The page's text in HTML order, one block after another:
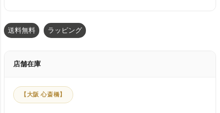
送料無料 ラッピング
店舗在庫
【大阪 心斎橋】